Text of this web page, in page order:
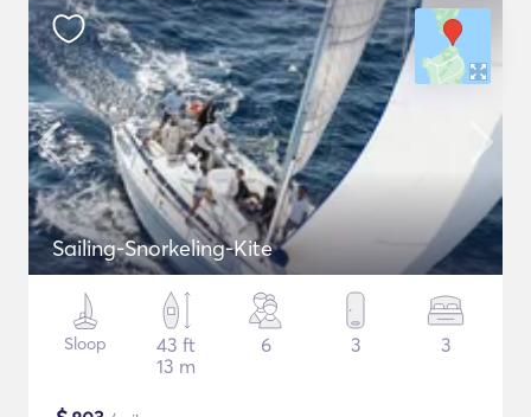
Sailing-Snorkeling-Kite
Sloop
43 ft
13 m
6 3 3